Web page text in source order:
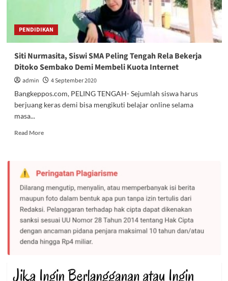
PENDIDIKAN
Siti Nurmasita, Siswi SMA Peling Tengah Rela Bekerja
Ditoko Sembako Demi Membeli Kuota Internet
admin
4 September 2020
Bangkeppos.com, PELING TENGAH- Sejumlah siswa harus
berjuang keras demi bisa mengikuti belajar online selama
masa...
Read MoreRead
Nurmasita,
Siswi
SMA
Peling
Tengah
Rela
Bekerja
Ditoko
Sembako
Kuota